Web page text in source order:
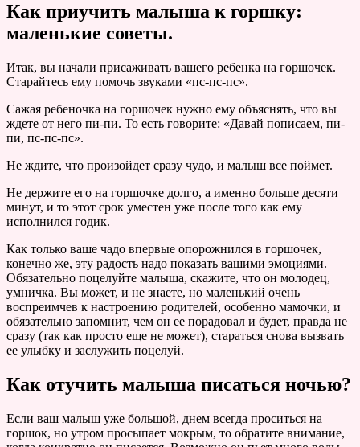
Как приучить малыша к горшку:
маленькие советы.
Итак, вы начали присаживать вашего ребенка на горшочек.
Старайтесь ему помочь звуками «пс-пс-пс».
Сажая ребеночка на горшочек нужно ему объяснять, что вы
ждете от него пи-пи. То есть говорите: «Давай пописаем, пи-
пи, пс-пс-пс».
Не ждите, что произойдет сразу чудо, и малыш все поймет.
Не держите его на горшочке долго, а именно больше десяти
минут, и то этот срок уместен уже после того как ему
исполнился годик.
Как только ваше чадо впервые опорожнился в горшочек,
конечно же, эту радость надо показать вашими эмоциями.
Обязательно поцелуйте малыша, скажите, что он молодец,
умничка. Вы может, и не знаете, но маленький очень
воспреимчев к настроению родителей, особенно мамочки, и
обязательно запомнит, чем он ее порадовал и будет, правда не
сразу (так как просто еще не может), стараться снова вызвать
ее улыбку и заслужить поцелуй.
Как отучить малыша писаться ночью?
Если ваш малыш уже большой, днем всегда проситься на
горшок, но утром просыпает мокрым, то обратите внимание,